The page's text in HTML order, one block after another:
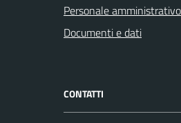
Personale amministrativo
Documenti e dati
CONTATTI